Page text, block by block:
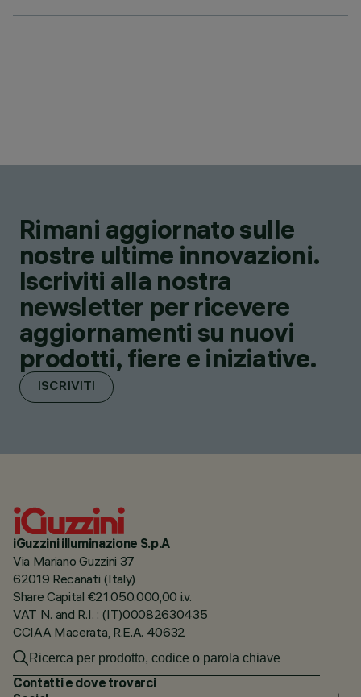
Rimani aggiornato sulle
nostre ultime innovazioni.
Iscriviti alla nostra
newsletter per ricevere
aggiornamenti su nuovi
prodotti, fiere e iniziative.
ISCRIVITI
iGuzzini illuminazione S.p.A
Via Mariano Guzzini 37
62019 Recanati (Italy)
Share Capital €21.050.000,00 i.v.
VAT N. and R.I. : (IT)00082630435
CCIAA Macerata, R.E.A. 40632
Contatti e dove trovarci